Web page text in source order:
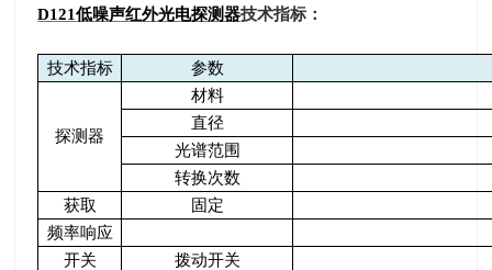
D121低噪声红外光电探测器技术指标：
技术指标 参数
探测器
材料
直径
光谱范围
转换次数
获取
固定
频率响应
开关
拨动开关